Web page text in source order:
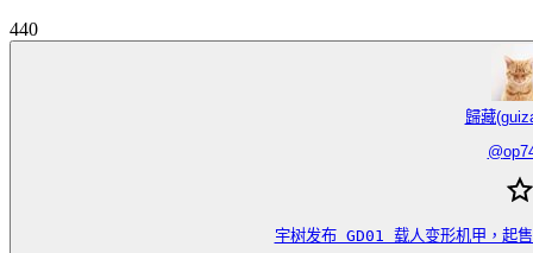
440
歸藏
@
宇树发布 GD01 载人变形机甲，起